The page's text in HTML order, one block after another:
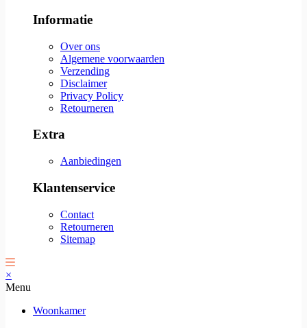
Informatie
Over ons
Algemene voorwaarden
Verzending
Disclaimer
Privacy Policy
Retourneren
Extra
Aanbiedingen
Klantenservice
Contact
Retourneren
Sitemap
×
Menu
Woonkamer